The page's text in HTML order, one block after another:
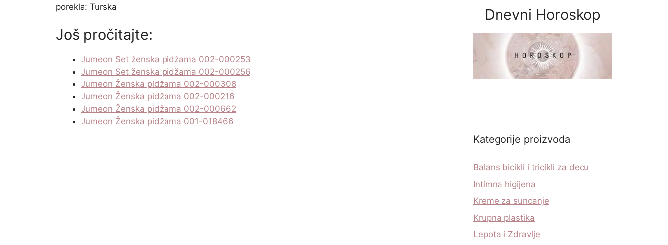
porekla: Turska
Još pročitajte:
Jumeon Set ženska pidžama 002-000253
Jumeon Set ženska pidžama 002-000256
Jumeon Ženska pidžama 002-000308
Jumeon Ženska pidžama 002-000216
Jumeon Ženska pidžama 002-000662
Jumeon Ženska pidžama 001-018466
Dnevni Horoskop
Kategorije proizvoda
Balans bicikli i tricikli za decu
Intimna higijena
Kreme za suncanje
Krupna plastika
Lepota i Zdravlje